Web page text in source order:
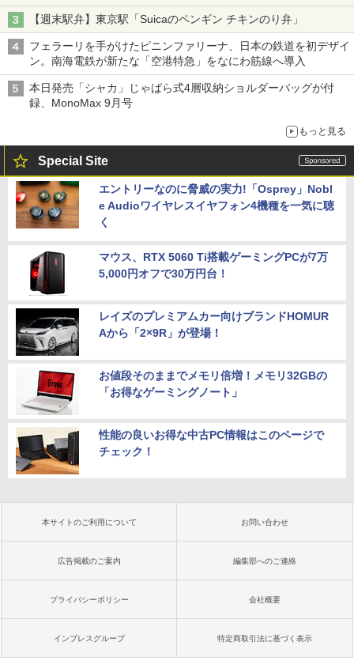
【週末駅弁】東京駅「Suicaのペンギン チキンのり弁」
フェラーリを手がけたピニンファリーナ、日本の鉄道を初デザイ
ン。南海電鉄が新たな「空港特急」をなにわ筋線へ導入
本日発売「シャカ」じゃばら式4層収納ショルダーバッグが付
録、MonoMax 9月号
もっと見る
Special Site
エントリーなのに脅威の実力!「Osprey」Nobl
e Audioワイヤレスイヤフォン4機種を一気に聴
く
マウス、RTX 5060 Ti搭載ゲーミングPCが7万
5,000円オフで30万円台！
レイズのプレミアムカー向けブランドHOMUR
Aから「2×9R」が登場！
お値段そのままでメモリ倍増！メモリ32GBの
「お得なゲーミングノート」
性能の良いお得な中古PC情報はこのページで
チェック！
本サイトのご利用について お問い合わせ
広告掲載のご案内 編集部へのご連絡
プライバシーポリシー 会社概要
インプレスグループ 特定商取引法に基づく表示